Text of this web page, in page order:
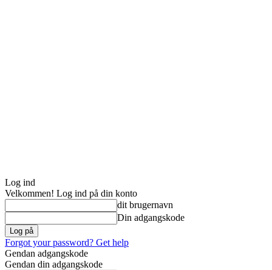
Log ind
Velkommen! Log ind på din konto
dit brugernavn
Din adgangskode
Forgot your password? Get help
Gendan adgangskode
Gendan din adgangskode